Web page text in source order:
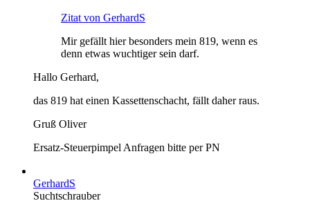
Zitat von GerhardS
Mir gefällt hier besonders mein 819, wenn es
denn etwas wuchtiger sein darf.
Hallo Gerhard,
das 819 hat einen Kassettenschacht, fällt daher raus.
Gruß Oliver
Ersatz-Steuerpimpel Anfragen bitte per PN
GerhardS
Suchtschrauber